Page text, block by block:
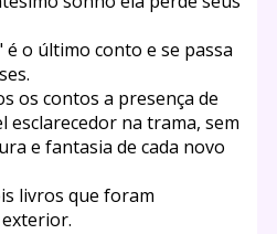
o último conto e se passa
os contos a presença de
esclarecedor na trama, sem
e fantasia de cada novo
livros que foram